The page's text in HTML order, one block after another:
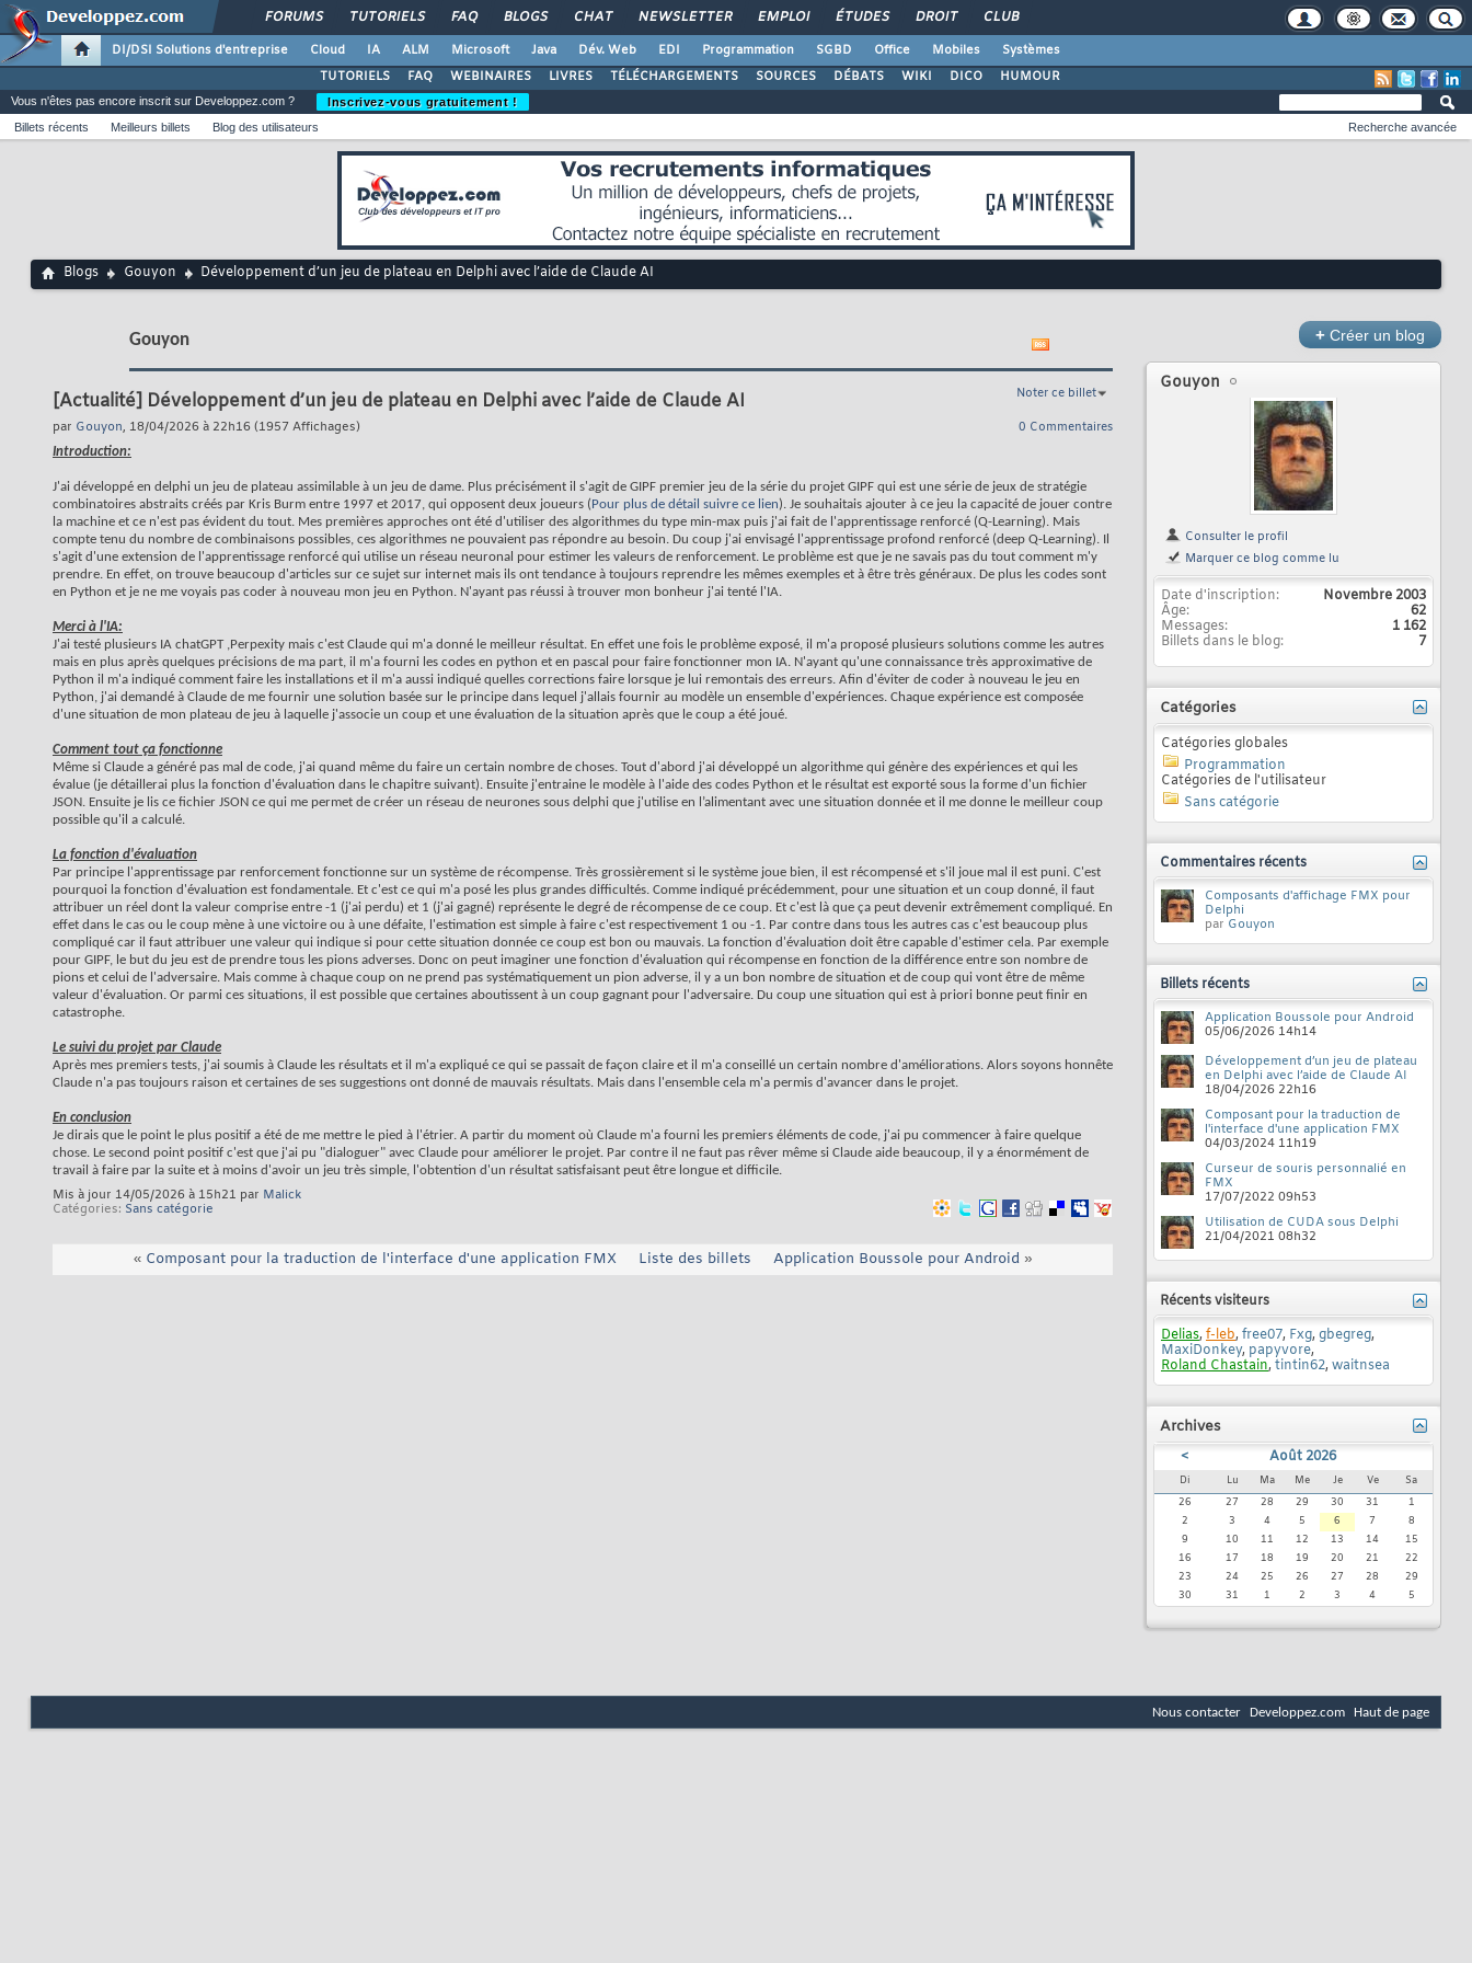
FORUMS TUTORIELS FAQ BLOGS CHAT NEWSLETTER EMPLOI ÉTUDES DROIT CLUB
DI/DSI Solutions d'entreprise Cloud IA ALM Microsoft Java Dév. Web EDI Programmation SGBD Office Mobiles
Systèmes
TUTORIELS
FAQ WEBINAIRES LIVRES TÉLÉCHARGEMENTS SOURCES DÉBATS WIKI DICO HUMOUR
Vous n'êtes pas encore inscrit sur Developpez.com ?
Inscrivez-vous gratuitement !
Billets récents
Meilleurs billets Blog des utilisateurs Recherche avancée
Blogs Gouyon Développement d’un jeu de plateau en Delphi avec l’aide de Claude AI
Gouyon
[Actualité] Développement d’un jeu de plateau en Delphi avec l’aide de Claude AI Noter ce billet
0 Commentaires
par Gouyon, 18/04/2026 à 22h16 (1957 Affichages)
Introduction:
J'ai développé en delphi un jeu de plateau assimilable à un jeu de dame. Plus précisément il s'agit de GIPF premier jeu de la série du projet GIPF qui est une série de jeux de stratégie
combinatoires abstraits créés par Kris Burm entre 1997 et 2017, qui opposent deux joueurs (Pour plus de détail suivre ce lien). Je souhaitais ajouter à ce jeu la capacité de jouer contre
la machine et ce n'est pas évident du tout. Mes premières approches ont été d'utiliser des algorithmes du type min-max puis j'ai fait de l'apprentissage renforcé (Q-Learning). Mais
compte tenu du nombre de combinaisons possibles, ces algorithmes ne pouvaient pas répondre au besoin. Du coup j'ai envisagé l'apprentissage profond renforcé (deep Q-Learning). Il
s'agit d'une extension de l'apprentissage renforcé qui utilise un réseau neuronal pour estimer les valeurs de renforcement. Le problème est que je ne savais pas du tout comment m'y
prendre. En effet, on trouve beaucoup d'articles sur ce sujet sur internet mais ils ont tendance à toujours reprendre les mêmes exemples et à être très généraux. De plus les codes sont
en Python et je ne me voyais pas coder à nouveau mon jeu en Python. N'ayant pas réussi à trouver mon bonheur j'ai tenté l'IA.
Merci à l'IA:
J'ai testé plusieurs IA chatGPT ,Perpexity mais c'est Claude qui m'a donné le meilleur résultat. En effet une fois le problème exposé, il m'a proposé plusieurs solutions comme les autres
mais en plus après quelques précisions de ma part, il m'a fourni les codes en python et en pascal pour faire fonctionner mon IA. N'ayant qu'une connaissance très approximative de
Python il m'a indiqué comment faire les installations et il m'a aussi indiqué quelles corrections faire lorsque je lui remontais des erreurs. Afin d'éviter de coder à nouveau le jeu en
Python, j'ai demandé à Claude de me fournir une solution basée sur le principe dans lequel j'allais fournir au modèle un ensemble d'expériences. Chaque expérience est composée
d'une situation de mon plateau de jeu à laquelle j'associe un coup et une évaluation de la situation après que le coup a été joué.
Comment tout ça fonctionne
Même si Claude a généré pas mal de code, j'ai quand même du faire un certain nombre de choses. Tout d'abord j'ai développé un algorithme qui génère des expériences et qui les
évalue (je détaillerai plus la fonction d'évaluation dans le chapitre suivant). Ensuite j'entraine le modèle à l'aide des codes Python et le résultat est exporté sous la forme d'un fichier
JSON. Ensuite je lis ce fichier JSON ce qui me permet de créer un réseau de neurones sous delphi que j'utilise en l’alimentant avec une situation donnée et il me donne le meilleur coup
possible qu'il a calculé.
La fonction d'évaluation
Par principe l'apprentissage par renforcement fonctionne sur un système de récompense. Très grossièrement si le système joue bien, il est récompensé et s'il joue mal il est puni. C'est
pourquoi la fonction d'évaluation est fondamentale. Et c'est ce qui m'a posé les plus grandes difficultés. Comme indiqué précédemment, pour une situation et un coup donné, il faut
attribuer un réel dont la valeur comprise entre -1 (j'ai perdu) et 1 (j'ai gagné) représente le degré de récompense de ce coup. Et c'est là que ça peut devenir extrêmement compliqué. En
effet dans le cas ou le coup mène à une victoire ou à une défaite, l'estimation est simple à faire c'est respectivement 1 ou -1. Par contre dans tous les autres cas c'est beaucoup plus
compliqué car il faut attribuer une valeur qui indique si pour cette situation donnée ce coup est bon ou mauvais. La fonction d'évaluation doit être capable d'estimer cela. Par exemple
pour GIPF, le but du jeu est de prendre tous les pions adverses. Donc on peut imaginer une fonction d'évaluation qui récompense en fonction de la différence entre son nombre de
pions et celui de l'adversaire. Mais comme à chaque coup on ne prend pas systématiquement un pion adverse, il y a un bon nombre de situation et de coup qui vont être de même
valeur d'évaluation. Or parmi ces situations, il est possible que certaines aboutissent à un coup gagnant pour l'adversaire. Du coup une situation qui est à priori bonne peut finir en
catastrophe.
Le suivi du projet par Claude
Après mes premiers tests, j'ai soumis à Claude les résultats et il m'a expliqué ce qui se passait de façon claire et il m'a conseillé un certain nombre d'améliorations. Alors soyons honnête
Claude n'a pas toujours raison et certaines de ses suggestions ont donné de mauvais résultats. Mais dans l'ensemble cela m'a permis d'avancer dans le projet.
En conclusion
Je dirais que le point le plus positif a été de me mettre le pied à l'étrier. A partir du moment où Claude m'a fourni les premiers éléments de code, j'ai pu commencer à faire quelque
chose. Le second point positif c'est que j'ai pu "dialoguer" avec Claude pour améliorer le projet. Par contre il ne faut pas rêver même si Claude aide beaucoup, il y a énormément de
travail à faire par la suite et à moins d'avoir un jeu très simple, l'obtention d'un résultat satisfaisant peut être longue et difficile.
Mis à jour 14/05/2026 à 15h21 par Malick
Catégories Sans catégorie
« Composant pour la traduction de l'interface d'une application FMX Liste des billets Application Boussole pour Android »
+ Créer un blog
Gouyon
Consulter le profil
Marquer ce blog comme lu
Date d'inscription
Novembre 2003
Âge
62
Messages
1 162
Billets dans le blog
7
Catégories
Catégories globales
Programmation
Catégories de l'utilisateur
Sans catégorie
Commentaires récents
Composants d'affichage FMX pour
Delphi
par Gouyon
Billets récents
Application Boussole pour Android
05/06/2026 14h14
Développement d’un jeu de plateau
en Delphi avec l’aide de Claude AI
18/04/2026 22h16
Composant pour la traduction de
l'interface d'une application FMX
04/03/2024 11h19
Curseur de souris personnalié en
FMX
17/07/2022 09h53
Utilisation de CUDA sous Delphi
21/04/2021 08h32
Récents visiteurs
Delias, f-leb, free07, Fxg, gbegreg,
MaxiDonkey, papyvore,
Roland Chastain, tintin62, waitnsea
Archives
< Août 2026
Di Lu Ma Me Je Ve
Sa
26
27 28 29 30 31
1
2
3 4 5 6 7
8
9
10 11 12 13 14
15
16
17 18 19 20 21
22
23
24 25 26 27 28
29
30
31 1 2 3 4 5
Nous contacter Developpez.com Haut de page